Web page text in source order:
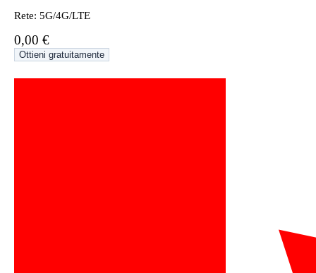
Rete: 5G/4G/LTE
0,00 €
Ottieni gratuitamente